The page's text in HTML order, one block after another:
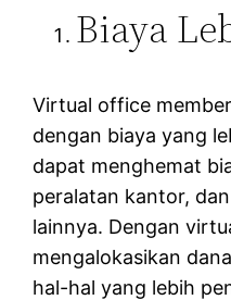
Biaya
Virtual office
dengan biaya yang
dapat menghemat
peralatan kantor,
lainnya. Dengan
mengalokasikan
hal-hal yang lebih